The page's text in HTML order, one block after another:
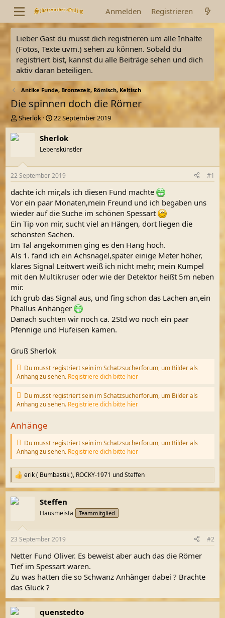
Anmelden Registrieren
Lieber Gast du musst dich registrieren um alle Inhalte
(Fotos, Texte uvm.) sehen zu können. Sobald du
registriert bist, kannst du alle Beiträge sehen und dich
aktiv daran beteiligen.
Antike Funde, Bronzezeit, Römisch, Keltisch
Die spinnen doch die Römer
E
r
s
l
e
r
Sherlok
E
r
s
e
l
t
a
m
22 September 2019
Sherlok
Lebenskünstler
22 September 2019 #1
dachte ich mir,als ich diesen Fund machte
Vor ein paar Monaten,mein Freund und ich begaben uns
wieder auf die Suche im schönen Spessart
Ein Tip von mir, sucht viel an Hängen, dort liegen die
schönsten Sachen.
Im Tal angekommen ging es den Hang hoch.
Als 1. fand ich ein Achsnagel,später einige Meter höher,
klares Signal Leitwert weiß ich nicht mehr, mein Kumpel
mit den Multikruser oder wie der Detektor heißt 5m neben
mir.
Ich grub das Signal aus, und fing schon das Lachen an,ein
Phallus Anhänger
Danach suchten wir noch ca. 2Std wo noch ein paar
Pfennige und Hufeisen kamen.
Gruß Sherlok
Du musst registriert sein im Schatzsucherforum, um Bilder als
Anhang zu sehen. Registriere dich bitte hier
Du musst registriert sein im Schatzsucherforum, um Bilder als
Anhang zu sehen. Registriere dich bitte hier
Anhänge
Du musst registriert sein im Schatzsucherforum, um Bilder als
Anhang zu sehen. Registriere dich bitte hier
R
e
a
k
e
:
erik ( Bumbastik ), ROCKY-1971 undSteffen
Steffen
Hausmeista Teammitglied
23 September 2019 #2
Netter Fund Oliver. Es beweist aber auch das die Römer
Tief im Spessart waren.
Zu was hatten die so Schwanz Anhänger dabei ? Brachte
das Glück ?
quenstedto